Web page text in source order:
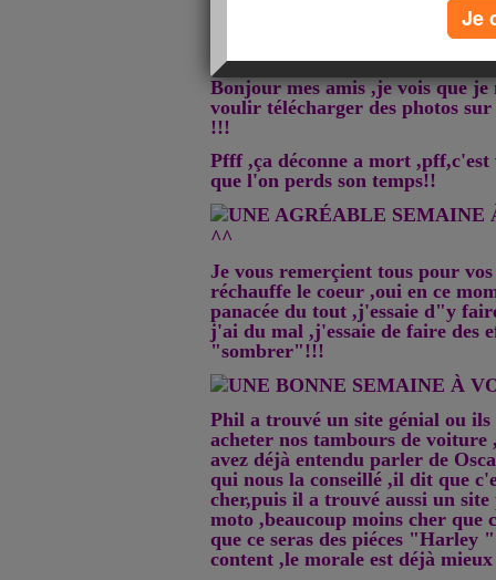
Bonjour mes amis ,je vois que je
voulir télécharger des photos
!!!
Pfff ,ça déconne a mort
que l'on perds son temps!!
Je vous remerçient tous pour
réchauffe le coeur ,oui en ce
panacée du tout ,j'essaie d"y
j'ai du mal ,j'essaie de faire des
"sombrer"!!!
Phil a trouvé un site génial ou ils
acheter nos tambours de voiture
avez déjà entendu parler de
qui nous la conseillé ,il dit que
cher,puis il a trouvé aussi un site
moto ,beaucoup moins cher que
que ce seras des piéces "Harley
content ,le morale est déjà
Je